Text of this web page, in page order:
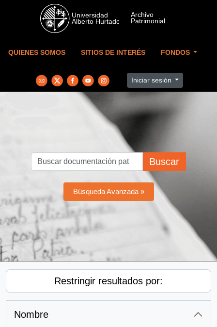
Skip to main content
QUIENES SOMOS SITIOS DE INTERÉS FONDOS
Iniciar sesión
Buscar
Búsqueda Avanzada »
Restringir resultados por:
Nombre